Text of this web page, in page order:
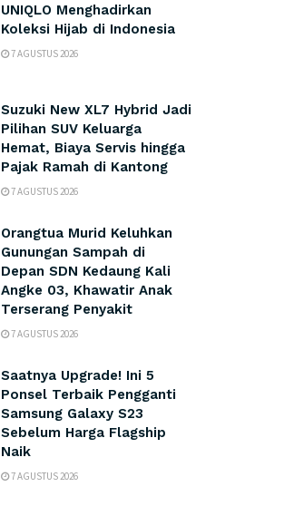
UNIQLO Menghadirkan
Koleksi Hijab di Indonesia
7 AGUSTUS 2026
Suzuki New XL7 Hybrid Jadi
Pilihan SUV Keluarga
Hemat, Biaya Servis hingga
Pajak Ramah di Kantong
7 AGUSTUS 2026
Orangtua Murid Keluhkan
Gunungan Sampah di
Depan SDN Kedaung Kali
Angke 03, Khawatir Anak
Terserang Penyakit
7 AGUSTUS 2026
Saatnya Upgrade! Ini 5
Ponsel Terbaik Pengganti
Samsung Galaxy S23
Sebelum Harga Flagship
Naik
7 AGUSTUS 2026